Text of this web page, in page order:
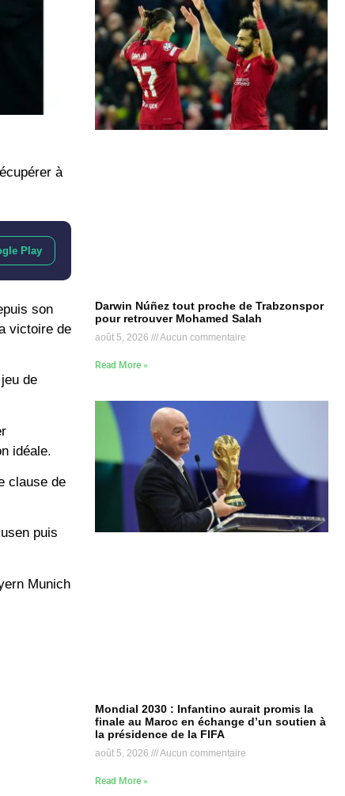
à
Play
son
victoire de
de
idéale.
clause de
puis
Munich
Darwin Núñez tout proche de Trabzonspor
pour retrouver Mohamed Salah
août 5, 2026 Aucun commentaire
Read More »
Mondial 2030 : Infantino aurait promis la
finale au Maroc en échange d’un soutien à
la présidence de la FIFA
août 5, 2026 Aucun commentaire
Read More »